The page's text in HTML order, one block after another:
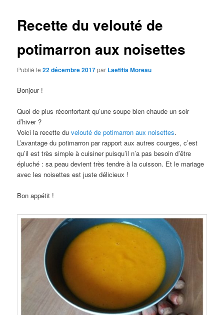
Recette du velouté de
potimarron aux noisettes
Publié le22 décembre 2017par Laetitia Moreau
Bonjour !
Quoi de plus réconfortant qu’une soupe bien chaude un soir
d’hiver ?
Voici la recette duvelouté de potimarron aux noisettes.
L’avantage du potimarron par rapport aux autres courges, c’est
qu’il est très simple à cuisiner puisqu’il n’a pas besoin d’être
épluché : sa peau devient très tendre à la cuisson. Et le mariage
avec les noisettes est juste délicieux !
Bon appétit !